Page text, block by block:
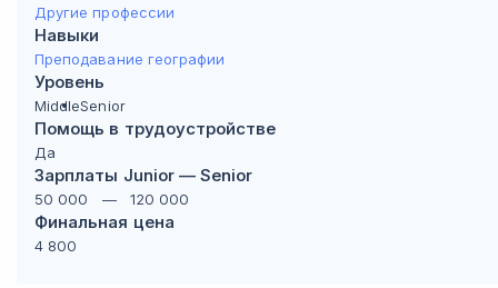
Другие профессии
Навыки
Преподавание географии
Уровень
MiddleSenior
Помощь в трудоустройстве
Да
Зарплаты Junior — Senior
50 000 — 120 000
Финальная цена
4 800